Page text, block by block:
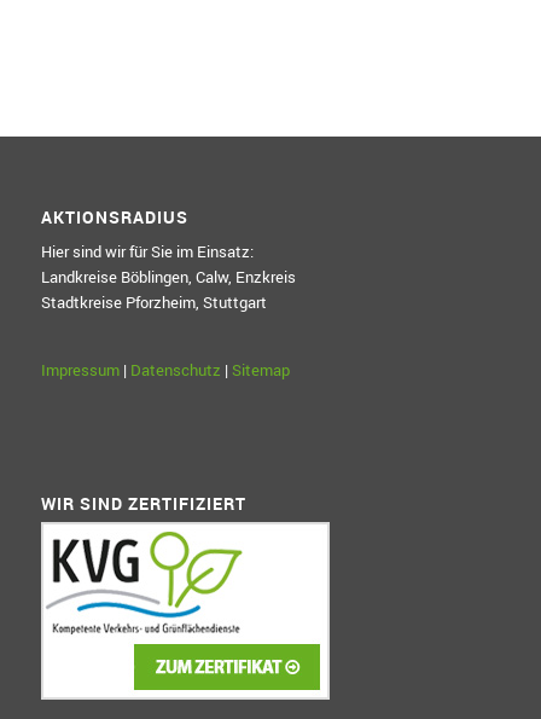
AKTIONSRADIUS
Hier sind wir für Sie im Einsatz:
Landkreise Böblingen, Calw, Enzkreis
Stadtkreise Pforzheim, Stuttgart
Impressum| Datenschutz | Sitemap
WIR SIND ZERTIFIZIERT